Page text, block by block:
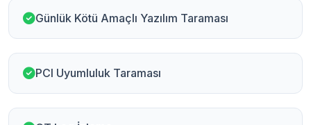
Günlük Kötü Amaçlı Yazılım Taraması
PCI Uyumluluk Taraması